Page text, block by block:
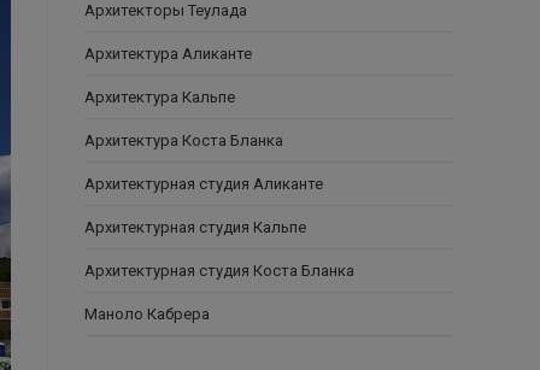
Архитекторы Теулада
Архитектура Аликанте
Архитектура Кальпе
Архитектура Коста Бланка
Архитектурная студия Аликанте
Архитектурная студия Кальпе
Архитектурная студия Коста Бланка
Маноло Кабрера